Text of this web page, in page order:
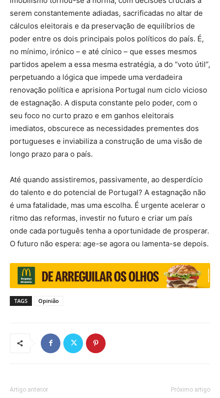
serem constantemente adiadas, sacrificadas no altar de
cálculos eleitorais e da preservação de equilíbrios de
poder entre os dois principais polos políticos do país. É,
no mínimo, irónico – e até cínico – que esses mesmos
partidos apelem a essa mesma estratégia, a do “voto útil”,
perpetuando a lógica que impede uma verdadeira
renovação política e aprisiona Portugal num ciclo vicioso
de estagnação. A disputa constante pelo poder, com o
seu foco no curto prazo e em ganhos eleitorais
imediatos, obscurece as necessidades prementes dos
portugueses e inviabiliza a construção de uma visão de
longo prazo para o país.
Até quando assistiremos, passivamente, ao desperdício
do talento e do potencial de Portugal? A estagnação não
é uma fatalidade, mas uma escolha. É urgente acelerar o
ritmo das reformas, investir no futuro e criar um país
onde cada português tenha a oportunidade de prosperar.
O futuro não espera: age-se agora ou lamenta-se depois.
TAGS Opinião
Artigo anterior Próximo artigo